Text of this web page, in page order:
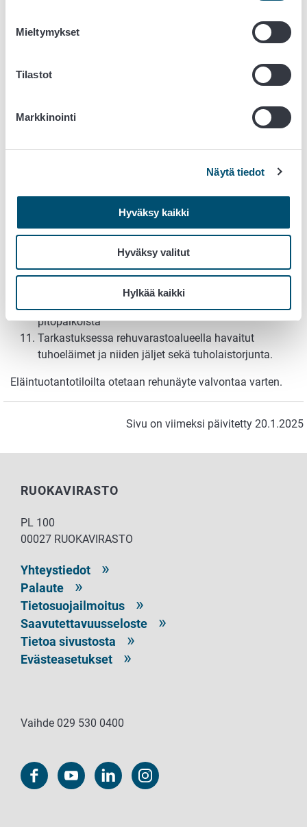
Mieltymykset
Tilastot
Markkinointi
Näytä tiedot
Hyväksy kaikki
Hyväksy valitut
Hylkää kaikki
tilalla tuotetuista ja käytetyistä (eläinryhmä ja
varoajallisen rehun käytön lopettamisaika)
merkittävien näytteiden tuloksista on kirjanpito
8.4 Kasvinsuojeluaineiden käytöstä rehuksi
biosidien käytöstä on kirjanpito
muut eläinten ruokinnassa kielletyt aineet sekä
lääkerehut on varastoitu ja käsitelty
asianmukaisesti rehuista ja eläimistä erillään
Rehuvarastojen tunnisteet on merkitty
rehukirjanpitoon
Orgaaniset lannoitteet ja maanparannusaineet, ml.
pitopaikoista
Tarkastuksessa rehuvarastoalueella havaitut
tuhoeläimet ja niiden jäljet sekä tuholaistorjunta.
Eläintuotantotiloilta otetaan rehunäyte valvontaa varten.
Sivu on viimeksi päivitetty 20.1.2025
RUOKAVIRASTO
PL 100
00027 RUOKAVIRASTO
Yhteystiedot
Palaute
Tietosuojailmoitus
Saavutettavuusseloste
Tietoa sivustosta
Evästeasetukset
Vaihde 029 530 0400